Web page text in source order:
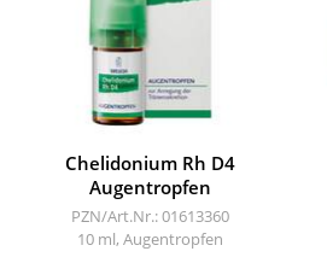
Chelidonium Rh D4
Augentropfen
PZN/Art.Nr.: 01613360
10 ml, Augentropfen